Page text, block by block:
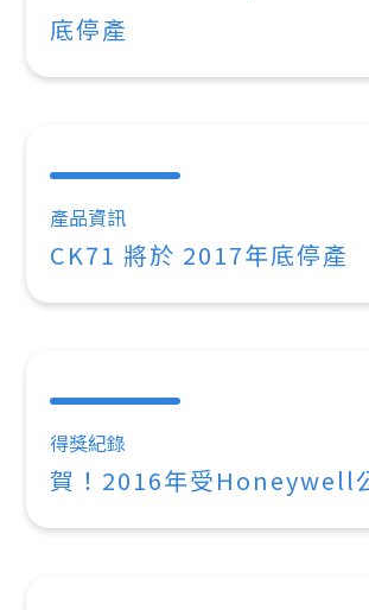
底停產
產品資訊
CK71 將於 2017年底停產
得獎紀錄
賀！2016年受Honeywell